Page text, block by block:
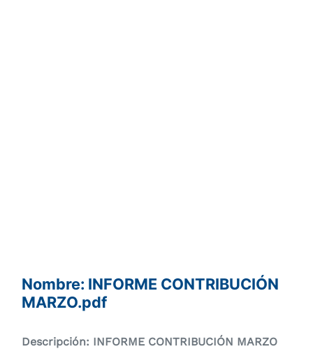
Nombre: INFORME CONTRIBUCIÓN
MARZO.pdf
Descripción: INFORME CONTRIBUCIÓN MARZO